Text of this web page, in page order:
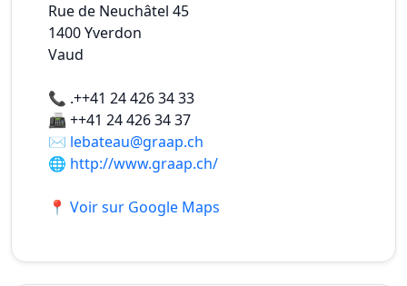
Rue de Neuchâtel 45
1400Yverdon
Vaud
📞 .++41 24 426 34 33
📠++41 24 426 34 37
✉️ lebateau@graap.ch
🌐 http://www.graap.ch/
📍 Voir sur Google Maps